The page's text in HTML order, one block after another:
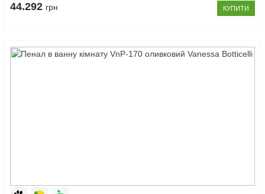
44.292 грн КУПИТИ